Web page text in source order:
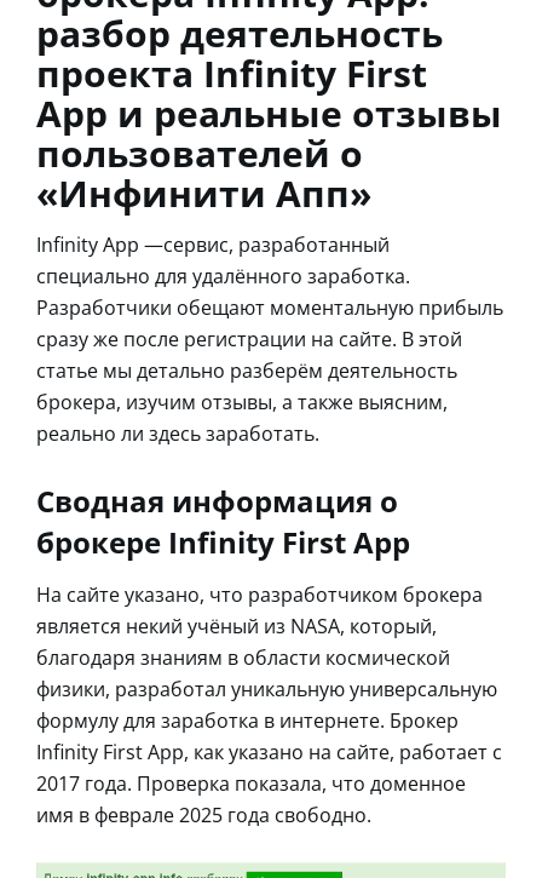
разбор деятельность
проекта Infinity First
App и реальные отзывы
пользователей о
«Инфинити Апп»
Infinity App —сервис, разработанный
специально для удалённого заработка.
Разработчики обещают моментальную прибыль
сразу же после регистрации на сайте. В этой
статье мы детально разберём деятельность
брокера, изучим отзывы, а также выясним,
реально ли здесь заработать.
Сводная информация о
брокере Infinity First App
На сайте указано, что разработчиком брокера
является некий учёный из NASA, который,
благодаря знаниям в области космической
физики, разработал уникальную универсальную
формулу для заработка в интернете. Брокер
Infinity First App, как указано на сайте, работает с
2017 года. Проверка показала, что доменное
имя в феврале 2025 года свободно.